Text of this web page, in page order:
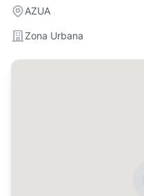
AZUA
Zona Urbana